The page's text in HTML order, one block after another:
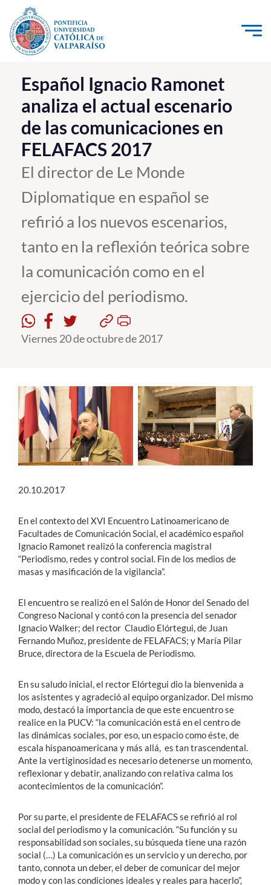
Click acá para ir directamente al contenido
La Universidad
Investigación, Creación e Innovación
PUCV Internacional
Vinculación con el Medio
Admisión
Pregrado
Postgrado
Formación Continua
Estudiantes
Académicos
English
Español Ignacio Ramonet
analiza el actual escenario
de las comunicaciones en
FELAFACS 2017
El director de Le Monde
Diplomatique en español se
refirió a los nuevos escenarios,
tanto en la reflexión teórica sobre
la comunicación como en el
ejercicio del periodismo.
Viernes 20 de octubre de 2017
20.10.2017
En el contexto del XVI Encuentro Latinoamericano de
Facultades de Comunicación Social, el académico español
Ignacio Ramonet realizó la conferencia magistral
“Periodismo, redes y control social. Fin de los medios de
masas y masificación de la vigilancia”.
El encuentro se realizó en el Salón de Honor del Senado del
Congreso Nacional y contó con la presencia del senador
Ignacio Walker; del rector Claudio Elórtegui, de Juan
Fernando Muñoz, presidente de FELAFACS; y María Pilar
Bruce, directora de la Escuela de Periodismo.
En su saludo inicial, el rector Elórtegui dio la bienvenida a
los asistentes y agradeció al equipo organizador. Del mismo
modo, destacó la importancia de que este encuentro se
realice en la PUCV: “la comunicación está en el centro de
las dinámicas sociales, por eso, un espacio como éste, de
escala hispanoamericana y más allá, es tan trascendental.
Ante la vertiginosidad es necesario detenerse un momento,
reflexionar y debatir, analizando con relativa calma los
acontecimientos de la comunicación”.
Por su parte, el presidente de FELAFACS se refirió al rol
social del periodismo y la comunicación. “Su función y su
responsabilidad son sociales, su búsqueda tiene una razón
social (…) La comunicación es un servicio y un derecho, por
tanto, connota un deber, el deber de comunicar del mejor
modo y con las condiciones ideales y reales para hacerlo”,